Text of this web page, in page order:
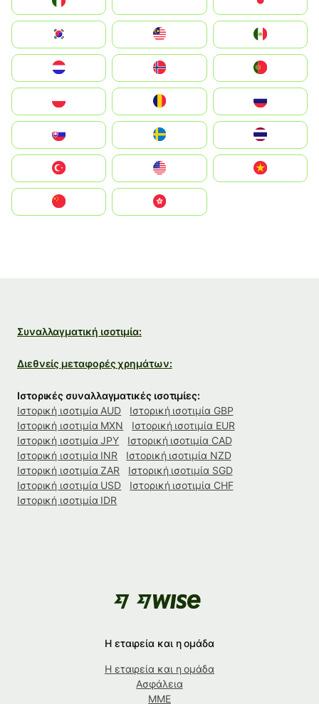
South Korea
United States
中國香港特別行政區
Συναλλαγματική ισοτιμία:
Διεθνείς μεταφορές χρημάτων:
Ιστορικές συναλλαγματικές ισοτιμίες:
Ιστορική ισοτιμία AUD
Ιστορική ισοτιμία GBP
Ιστορική ισοτιμία MXN
Ιστορική ισοτιμία EUR
Ιστορική ισοτιμία JPY
Ιστορική ισοτιμία CAD
Ιστορική ισοτιμία INR
Ιστορική ισοτιμία NZD
Ιστορική ισοτιμία ZAR
Ιστορική ισοτιμία SGD
Ιστορική ισοτιμία USD
Ιστορική ισοτιμία CHF
Ιστορική ισοτιμία IDR
Η εταιρεία και η ομάδα
Η εταιρεία και η ομάδα
Ασφάλεια
ΜΜΕ